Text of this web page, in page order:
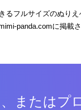
るフルサイズのぬり
panda.comに掲載
またはプ